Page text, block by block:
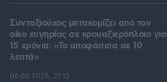
Συνταξιούχος μετακομίζει από τον
οίκο ευγηρίας σε κρουαζιερόπλοιο για
15 χρόνια: «Το αποφάσισα σε 10
λεπτά»
06.08.2026, 21:13